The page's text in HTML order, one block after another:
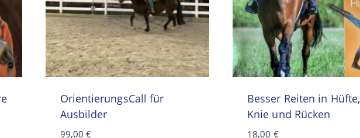
OrientierungsCall für
Ausbilder
99,00€
Besser Reiten in Hüfte,
Knie und Rücken
18,00 €